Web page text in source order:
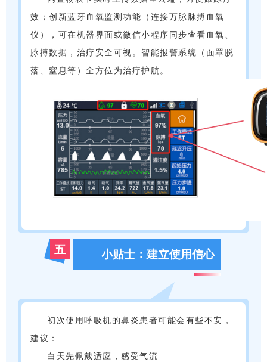
效；创新蓝牙血氧监测功能（连接万脉脉搏血氧
仪），可在机器界面或微信小程序同步查看血氧、
脉搏数据，治疗安全可视。智能报警系统（面罩脱
落、窒息等）全方位为治疗护航。
五 小贴士：建立使用信心
初次使用呼吸机的鼻炎患者可能会有些不安，
建议：
白天先佩戴适应，感受气流